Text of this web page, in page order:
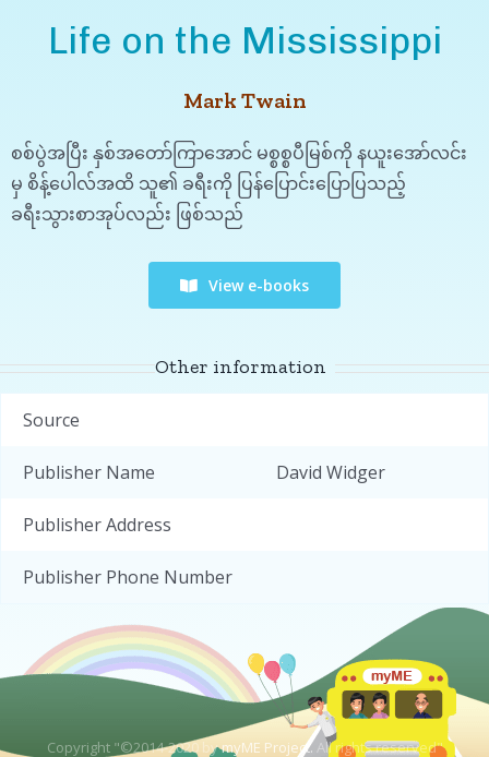
Life on the Mississippi
Mark Twain
စစ်ပွဲအပြီး နှစ်အတော်ကြာအောင် မစ္စစ္စပီမြစ်ကို နယူးအော်လင်း
မှ စိန့်ပေါလ်အထိ သူ၏ ခရီးကို ပြန်ပြောင်းပြောပြသည့်
ခရီးသွားစာအုပ်လည်း ဖြစ်သည်
View e-books
Other information
Source
Publisher Name David Widger
Publisher Address
Publisher Phone Number
Copyright "©2014-2020 bymyME Project.All rights reserved"